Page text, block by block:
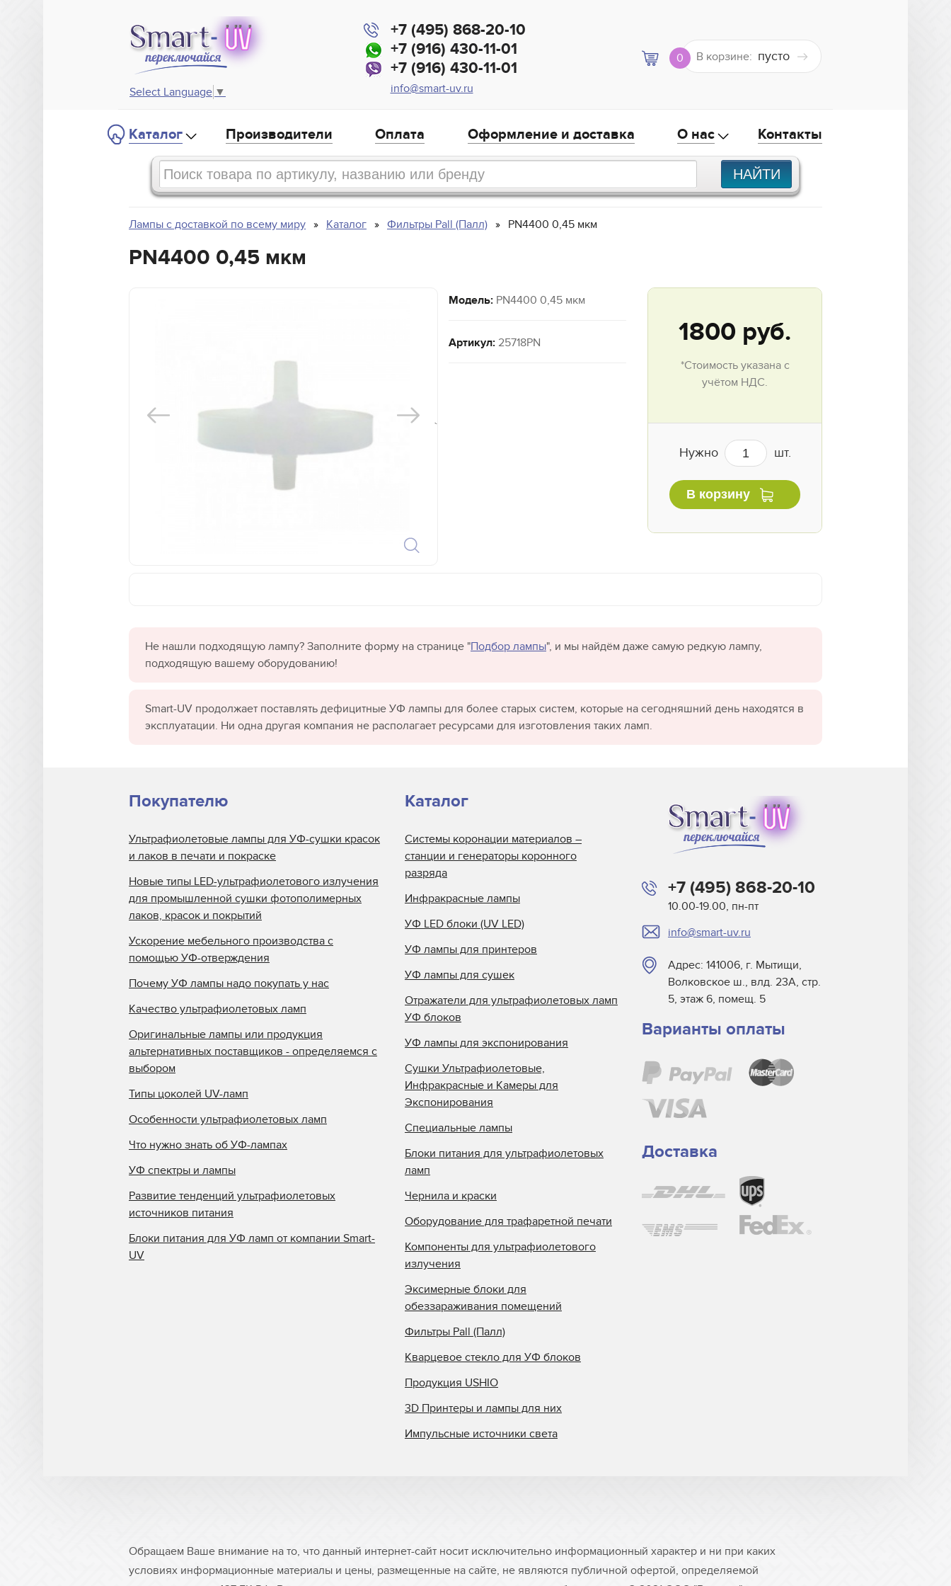
Select Language ▼
+7 (495) 868-20-10
+7 (916) 430-11-01
+7 (916) 430-11-01
info@smart-uv.ru
0 В корзине: пусто
Каталог Производители Оплата Оформление и доставка О нас Контакты
Лампы с доставкой по всему миру Каталог Фильтры Pall (Палл) PN4400 0,45 мкм
PN4400 0,45 мкм
`
Модель: PN4400 0,45 мкм
Артикул: 25718PN 1800 руб.
*Стоимость указана с
учётом НДС.
Нужно шт.
В корзину
Не нашли подходящую лампу? Заполните форму на странице "Подбор лампы", и мы найдём даже самую редкую лампу,
подходящую вашему оборудованию!
Smart-UV продолжает поставлять дефицитные УФ лампы для более старых систем, которые на сегодняшний день находятся в
эксплуатации. Ни одна другая компания не располагает ресурсами для изготовления таких ламп.
+7 (495) 868-20-10
10.00-19.00, пн-пт
info@smart-uv.ru
Адрес: 141006, г. Мытищи,
Волковское ш., влд. 23А, стр.
5, этаж 6, помещ. 5
Варианты оплаты
Доставка
Покупателю
Ультрафиолетовые лампы для УФ-сушки красок
и лаков в печати и покраске
Новые типы LED-ультрафиолетового излучения
для промышленной сушки фотополимерных
лаков, красок и покрытий
Ускорение мебельного производства с
помощью УФ-отверждения
Почему УФ лампы надо покупать у нас
Качество ультрафиолетовых ламп
Оригинальные лампы или продукция
альтернативных поставщиков - определяемся с
выбором
Типы цоколей UV-ламп
Особенности ультрафиолетовых ламп
Что нужно знать об УФ-лампах
УФ спектры и лампы
Развитие тенденций ультрафиолетовых
источников питания
Блоки питания для УФ ламп от компании Smart-
UV
Каталог
Системы коронации материалов –
станции и генераторы коронного
разряда
Инфракрасные лампы
УФ LED блоки (UV LED)
УФ лампы для принтеров
УФ лампы для сушек
Отражатели для ультрафиолетовых ламп
УФ блоков
УФ лампы для экспонирования
Сушки Ультрафиолетовые,
Инфракрасные и Камеры для
Экспонирования
Специальные лампы
Блоки питания для ультрафиолетовых
ламп
Чернила и краски
Оборудование для трафаретной печати
Компоненты для ультрафиолетового
излучения
Эксимерные блоки для
обеззараживания помещений
Фильтры Pall (Палл)
Кварцевое стекло для УФ блоков
Продукция USHIO
3D Принтеры и лампы для них
Импульсные источники света
Обращаем Ваше внимание на то, что данный интернет-сайт носит исключительно информационный характер и ни при каких
условиях информационные материалы и цены, размещенные на сайте, не являются публичной офертой, определяемой